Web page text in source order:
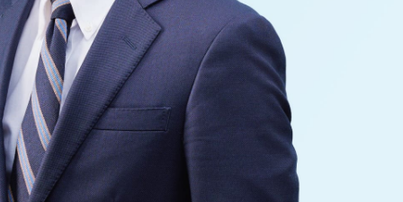
ジメント
ギー
サステナビリティ法務
子機器
インフラ
FinTech
デジタル
航空・宇宙
AI・テクノロジー